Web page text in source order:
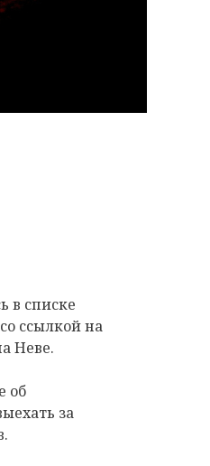
в списке
со ссылкой на
Неве.
об
за